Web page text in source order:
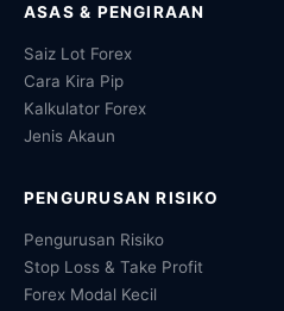
ASAS & PENGIRAAN
Saiz Lot Forex
Cara Kira Pip
Kalkulator Forex
Jenis Akaun
PENGURUSAN RISIKO
Pengurusan Risiko
Stop Loss & Take Profit
Forex Modal Kecil